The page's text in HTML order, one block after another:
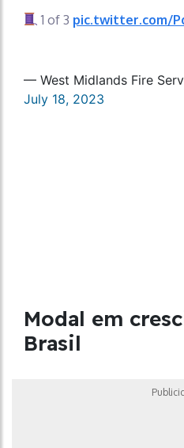
1 of 3 pic.twitter.com/
— West Midlands Fire
July 18, 2023
Modal em
Brasil